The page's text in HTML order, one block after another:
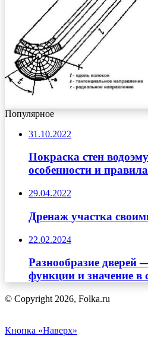
Популярное
31.10.2022
Покраска стен
особенности и правила
29.04.2022
Дренаж участка
22.02.2024
Разнообразие дверей
функции и значение в
© Copyright 2026, Folka.ru
Кнопка «Наверх»